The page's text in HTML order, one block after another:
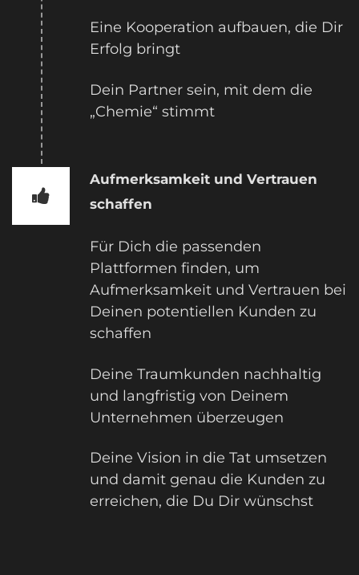
Eine Kooperation aufbauen, die Dir
Erfolg bringt
Dein Partner sein, mit dem die
„Chemie“ stimmt
Aufmerksamkeit und Vertrauen
schaffen
Für Dich die passenden
Plattformen finden, um
Aufmerksamkeit und Vertrauen bei
Deinen potentiellen Kunden zu
schaffen
Deine Traumkunden nachhaltig
und langfristig von Deinem
Unternehmen überzeugen
Deine Vision in die Tat umsetzen
und damit genau die Kunden zu
erreichen, die Du Dir wünschst